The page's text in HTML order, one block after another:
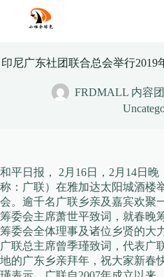
content
印尼广东社团联合总会举行2019
FRDMALL 内容
和平日报， 2月16日，2月14日
称：广联）在雅加达太阳城酒楼
会。逾千名广联乡亲及嘉宾欢聚
筹委会主席萧世平致词，就春晚
筹委会全体理事及诸位乡贤的大
广联总主席曾季瑾致词，代表广
地的广东乡亲拜年，祝大家新春